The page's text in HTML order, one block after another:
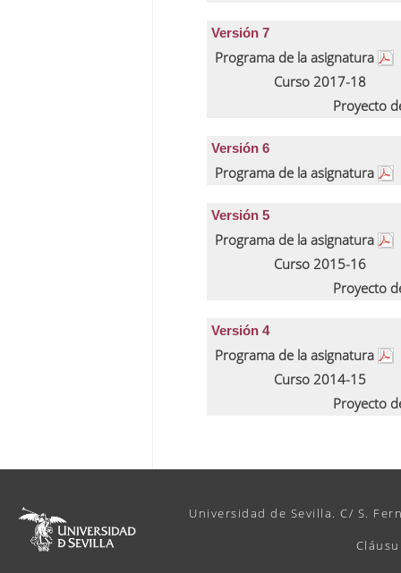
Versión 7
Programa de la asignatura
Curso 2017-18
Proyecto
Versión 6
Programa de la asignatura
Versión 5
Programa de la asignatura
Curso 2015-16
Proyecto
Versión 4
Programa de la asignatura
Curso 2014-15
Proyecto
Universidad de Sevilla. C/ S.